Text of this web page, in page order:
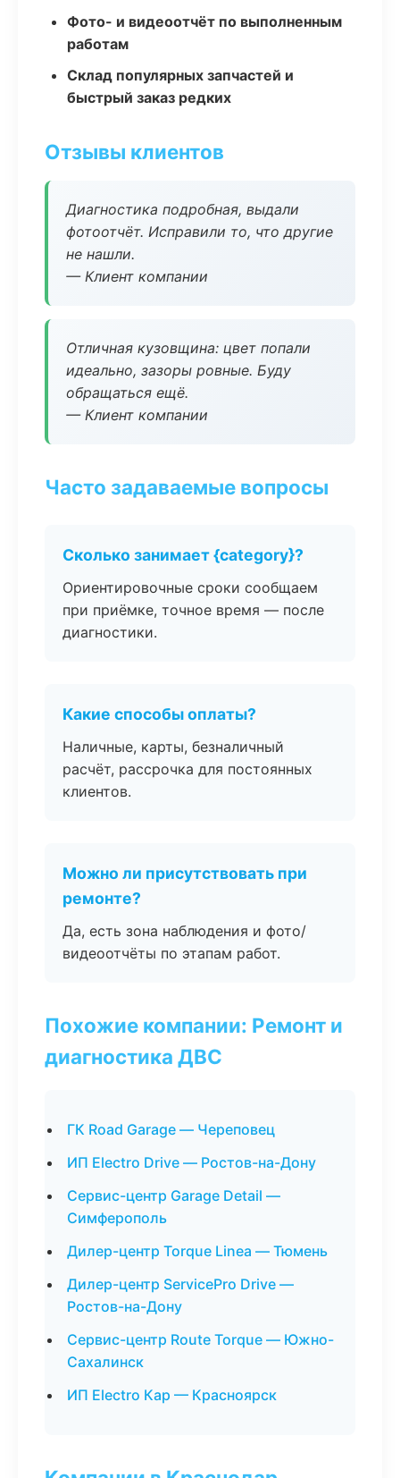
Фото- и видеоотчёт по выполненным
работам
Склад популярных запчастей и
быстрый заказ редких
Отзывы клиентов
Диагностика подробная, выдали
фотоотчёт. Исправили то, что другие
не нашли.
— Клиент компании
Отличная кузовщина: цвет попали
идеально, зазоры ровные. Буду
обращаться ещё.
— Клиент компании
Часто задаваемые вопросы
Сколько занимает {category}?
Ориентировочные сроки сообщаем
при приёмке, точное время — после
диагностики.
Какие способы оплаты?
Наличные, карты, безналичный
расчёт, рассрочка для постоянных
клиентов.
Можно ли присутствовать при
ремонте?
Да, есть зона наблюдения и фото/
видеоотчёты по этапам работ.
Похожие компании: Ремонт и
диагностика ДВС
ГК Road Garage — Череповец
ИП Electro Drive — Ростов-на-Дону
Сервис-центр Garage Detail —
Симферополь
Дилер-центр Torque Linea — Тюмень
Дилер-центр ServicePro Drive —
Ростов-на-Дону
Сервис-центр Route Torque — Южно-
Сахалинск
ИП Electro Кар — Красноярск